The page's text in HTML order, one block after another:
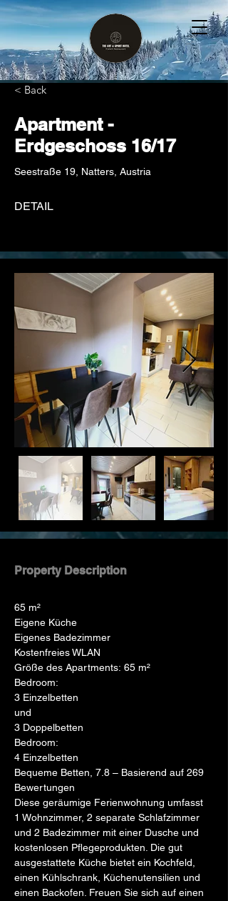
< Back
Apartment -
Erdgeschoss 16/17
Seestraße 19, Natters, Austria
DETAIL
Property Description
65 m²
Eigene Küche
Eigenes Badezimmer
Kostenfreies WLAN
Größe des Apartments: 65 m²
Bedroom:
3 Einzelbetten
und
3 Doppelbetten
Bedroom:
4 Einzelbetten
Bequeme Betten, 7.8 – Basierend auf 269
Bewertungen
Diese geräumige Ferienwohnung umfasst
1 Wohnzimmer, 2 separate Schlafzimmer
und 2 Badezimmer mit einer Dusche und
kostenlosen Pflegeprodukten. Die gut
ausgestattete Küche bietet ein Kochfeld,
einen Kühlschrank, Küchenutensilien und
einen Backofen. Freuen Sie sich auf einen